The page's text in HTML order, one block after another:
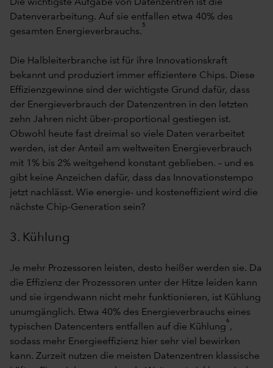
Die wichtigste Aufgabe von Datenzentren ist die
Datenverarbeitung. Auf sie entfallen etwa 40% des
gesamten Energieverbrauchs.
5
Die Halbleiterbranche ist für ihre Innovationskraft
bekannt und produziert immer effizientere Chips. Diese
Effizienzgewinne sind der wichtigste Grund dafür, dass
der Energieverbrauch der Datenzentren in den letzten
zehn Jahren nicht über-proportional gestiegen ist.
Obwohl heute fast dreimal so viele Daten verarbeitet
werden, ist der Anteil am weltweiten Energieverbrauch
mit 1% bis 2% weitgehend konstant geblieben. – und es
gibt keine Anzeichen dafür, dass das Innovationstempo
jetzt nachlässt. Wie energie- und kosteneffizient wird die
nächste Chip-Generation sein?
3. Kühlung
Je mehr Prozessoren leisten, desto heißer werden sie. Da
die Effizienz der Prozessoren unter der Hitze leiden kann
und sie irgendwann nicht mehr funktionieren, ist Kühlung
unumgänglich. Etwa 40% des Energieverbrauchs eines
typischen Datencenters entfallen auf die Kühlung
6
,
sodass mehr Energieeffizienz hier sehr viel bewirken
kann. Zurzeit nutzen die meisten Datenzentren klassische